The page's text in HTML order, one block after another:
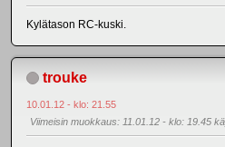
Kylätason RC-kuski.
trouke
10.01.12 - klo: 21.55
Viimeisin muokkaus: 11.01.12 - klo: 19.45